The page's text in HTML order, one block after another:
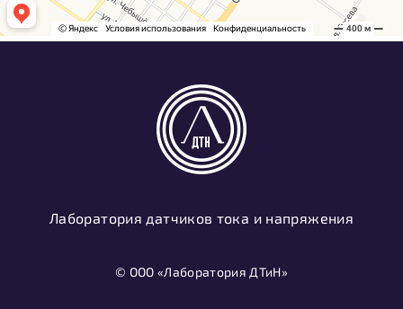
Лаборатория датчиков тока и напряжения
© ООО «Лаборатория ДТиН»